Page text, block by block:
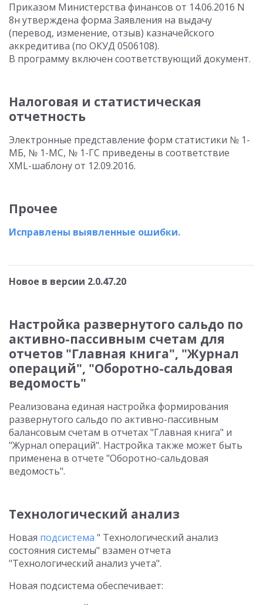
Приказом Министерства финансов от 14.06.2016 N
8н утверждена форма Заявления на выдачу
(перевод, изменение, отзыв) казначейского
аккредитива (по ОКУД 0506108).
В программу включен соответствующий документ.
Налоговая и статистическая
отчетность
Электронные представление форм статистики № 1-
МБ, № 1-МС, № 1-ГС приведены в соответствие
XML-шаблону от 12.09.2016.
Прочее
Исправлены выявленные ошибки.
Новое в версии 2.0.47.20
Настройка развернутого сальдо по
активно-пассивным счетам для
отчетов "Главная книга", "Журнал
операций", "Оборотно-сальдовая
ведомость"
Реализована единая настройка формирования
развернутого сальдо по активно-пассивным
балансовым счетам в отчетах "Главная книга" и
"Журнал операций". Настройка также может быть
применена в отчете "Оборотно-сальдовая
ведомость".
Технологический анализ
Новая подсистема " Технологический анализ
состояния системы" взамен отчета
"Технологический анализ учета".
Новая подсистема обеспечивает: